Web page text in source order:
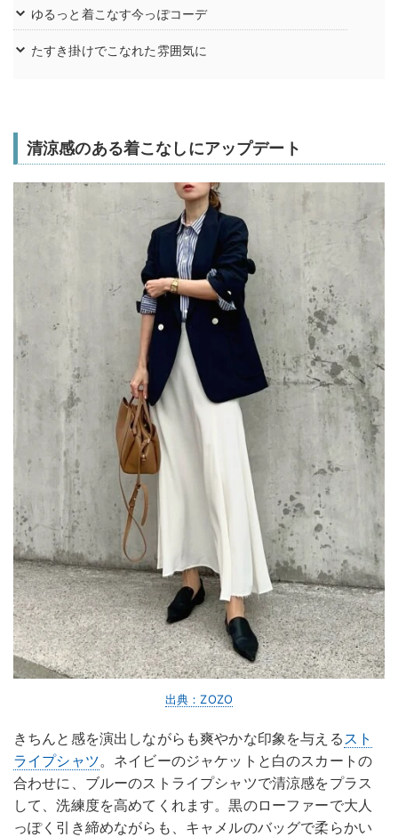
ゆるっと着こなす今っぽコーデ
たすき掛けでこなれた雰囲気に
清涼感のある着こなしにアップデート
出典：ZOZO
きちんと感を演出しながらも爽やかな印象を与える スト
ライプシャツ。ネイビーのジャケットと白のスカートの
合わせに、ブルーのストライプシャツで清涼感をプラス
して、洗練度を高めてくれます。黒のローファーで大人
っぽく引き締めながらも、キャメルのバッグで柔らかい